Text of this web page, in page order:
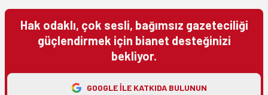
Hak odaklı, çok sesli, bağımsız gazeteciliği
güçlendirmek için bianet desteğinizi
bekliyor.
GOOGLE ILE KATKIDA BULUNUN